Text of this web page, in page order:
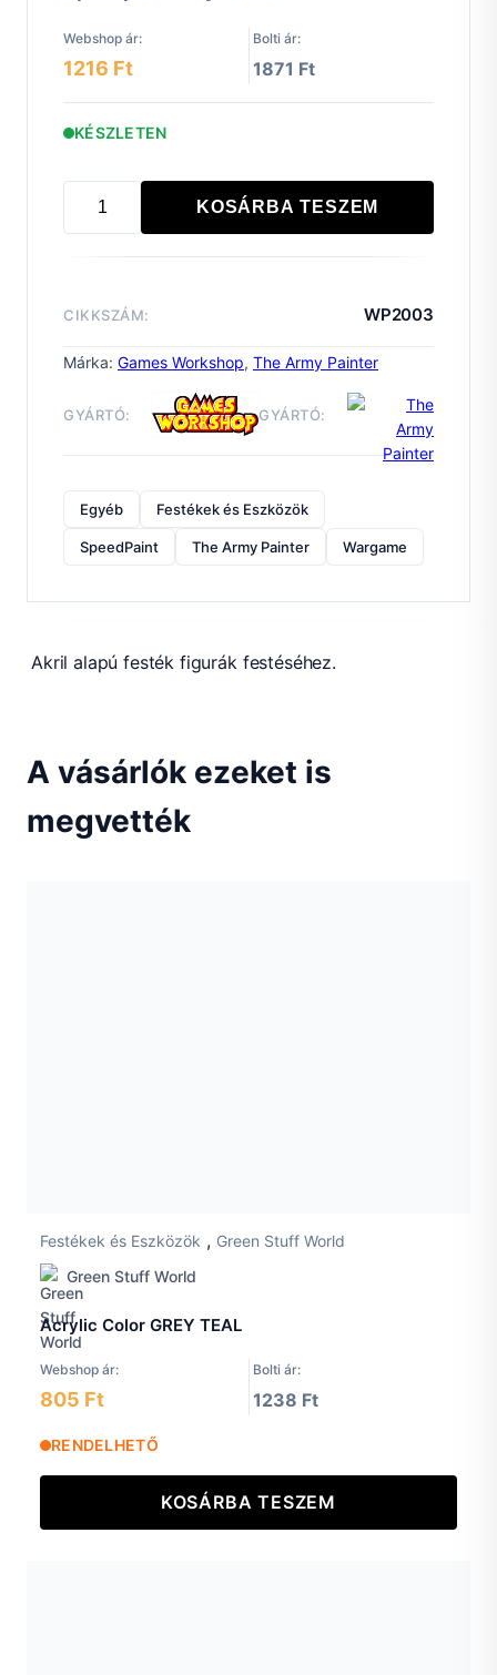
Webshop ár: Bolti ár:
1216 Ft 1871 Ft
KÉSZLETEN
Speedpaint
mennyiség
KOSÁRBA TESZEM
CIKKSZÁM: WP2003
Márka: Games Workshop, The Army Painter
GYÁRTÓ: GYÁRTÓ:
Egyéb Festékek és Eszközök
SpeedPaint The Army Painter Wargame
Akril alapú festék figurák festéséhez.
A vásárlók ezeket is
megvették
Festékek és Eszközök , Green Stuff World
Green Stuff World
Acrylic Color GREY TEAL
Webshop ár: Bolti ár:
805 Ft 1238 Ft
RENDELHETŐ
KOSÁRBA TESZEM